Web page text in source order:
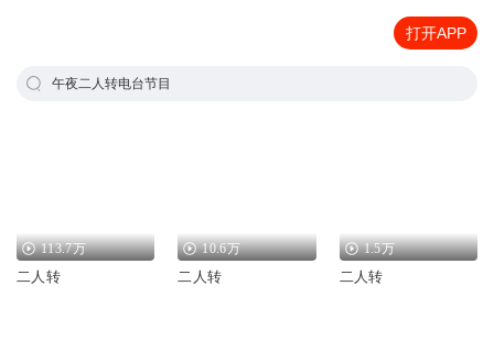
打开APP
午夜二人转电台节目
113.7万
二人转
10.6万
二人转
1.5万
二人转